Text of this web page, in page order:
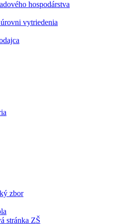
hospodárstva
vytriedenia
zbor
stránka ZŠ